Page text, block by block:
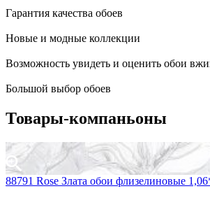
Гарантия качества обоев
Новые и модные коллекции
Возможность увидеть и оценить обои
Большой выбор обоев
Товары-компаньоны
88791 Rose Злата обои флизелиновые